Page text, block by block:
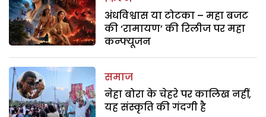
अंधविश्वास या टोटका – महा बजट
की ‘रामायण’ की रिलीज पर महा
कन्फ्यूजन
समाज
नेहा बोरा के चेहरे पर कालिख नहीं,
यह संस्कृति की गंदगी है